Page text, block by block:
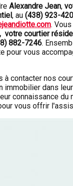
Alexandre Jean,
, au (438) 923-
.
votre courtier
882-7246.
pour vous
à contacter nos
immobilier dans
connaissance du
vous offrir